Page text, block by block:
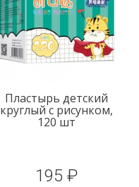
Пластырь детский
круглый с рисунком,
120 шт
195 ₽